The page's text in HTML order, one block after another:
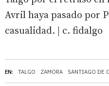
EN: TALGO ZAMORA SANTIAGO DE
Avril haya pasado por
casualidad. | c. fidalgo